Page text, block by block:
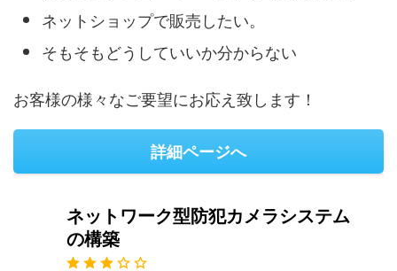
ネットショップで販売したい。
そもそもどうしていいか分からない
お客様の様々なご要望にお応え致します！
詳細ページへ
ネットワーク型防犯カメラシステム
の構築